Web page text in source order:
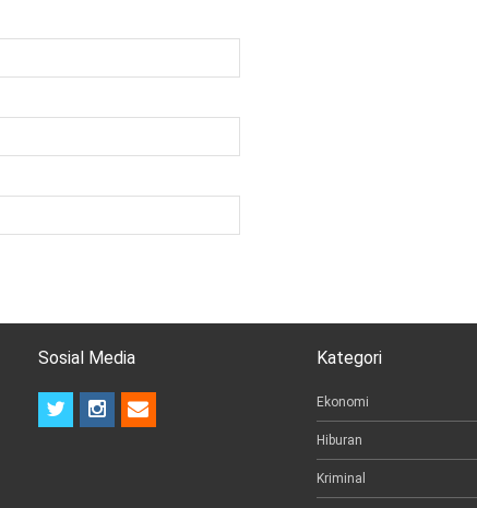
Sosial Media
t
i
n
e
m
Kategori
Ekonomi
Hiburan
Kriminal